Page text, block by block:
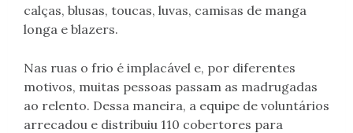
calças, blusas, toucas, luvas, camisas de manga
longa e blazers.
Nas ruas o frio é implacável e, por diferentes
motivos, muitas pessoas passam as madrugadas
ao relento. Dessa maneira, a equipe de voluntários
arrecadou e distribuiu 110 cobertores para